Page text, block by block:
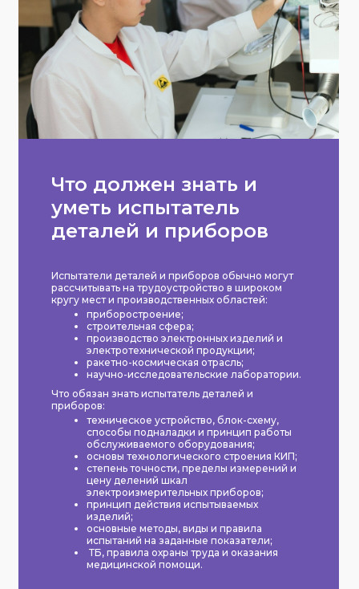
Что должен знать и
уметь испытатель
деталей и приборов
Испытатели деталей и приборов обычно могут
рассчитывать на трудоустройство в широком
кругу мест и производственных областей:
приборостроение;
строительная сфера;
производство электронных изделий и
электротехнической продукции;
ракетно-космическая отрасль;
научно-исследовательские лаборатории.
Что обязан знать испытатель деталей и
приборов:
техническое устройство, блок-схему,
способы подналадки и принцип работы
обслуживаемого оборудования;
основы технологического строения КИП;
степень точности, пределы измерений и
цену делений шкал
электроизмерительных приборов;
принцип действия испытываемых
изделий;
основные методы, виды и правила
испытаний на заданные показатели;
ТБ, правила охраны труда и оказания
медицинской помощи.